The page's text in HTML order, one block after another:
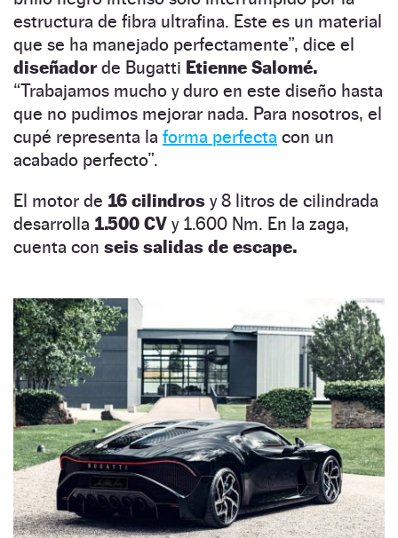
estructura de fibra ultrafina. Este es un material
que se ha manejado perfectamente”, dice el
diseñadorde Bugatti Etienne Salomé.
“Trabajamos mucho y duro en este diseño hasta
que no pudimos mejorar nada. Para nosotros, el
cupé representa la forma perfecta con un
acabado perfecto”.
El motor de 16 cilindros y 8 litros de cilindrada
desarrolla 1.500 CV y 1.600 Nm. En la zaga,
cuenta con seis salidas de escape.